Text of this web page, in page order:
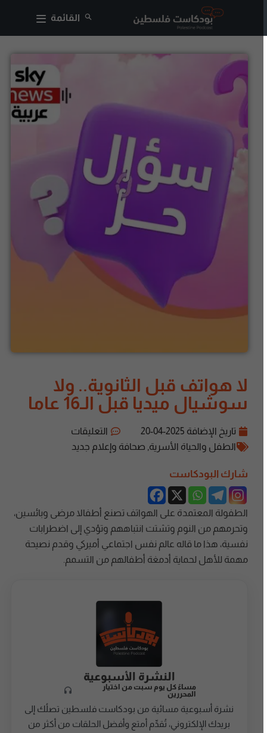
القائمة
لا هواتف قبل الثانوية.. ولا
سوشيال ميديا قبل الـ16 عاما
تاريخ الإضافة2025-04-20
التعليقات
الطفل والحياة الأسرية, صحافة وإعلام جديد
شارك البودكاست
الطفولة المعتمدة على الهواتف تصنع أطفالا مرضى وبائسين،
وتحرمهم من النوم وتشتت انتباههم وتؤدي إلى اضطرابات
نفسية، هذا ما قاله عالم نفس اجتماعي أميركي وقدم نصيحة
مهمة للأهل لحماية أدمغة أطفالهم من التسمم.
النشرة الأسبوعية
مساءً كل يوم سبت من اختيار
المحررين
نشرة أسبوعية مسائية من بودكاست فلسطين تصلُك إلى
بريدك الإلكتروني، تُقدِّم أمتع وأفضل الحلقات من أكثر من